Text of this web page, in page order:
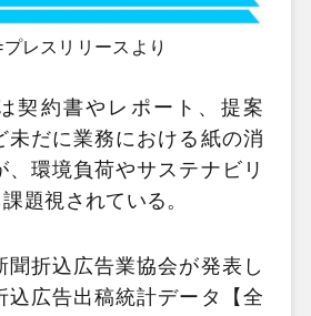
レスリリースより
契約書やレポート、提案
未だに業務における紙の消
、環境負荷やサステナビリ
題視されている。
聞折込広告業協会が発表し
込広告出稿統計データ【全